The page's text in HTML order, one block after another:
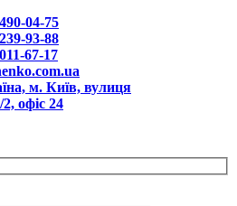
04-75
93-88
67-17
м. Київ, вулиця
офіс 24